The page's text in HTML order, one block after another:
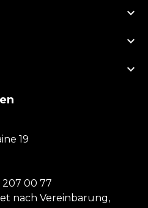



19
207 00 77
nach Vereinbarung,